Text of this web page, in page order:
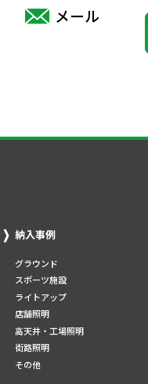
メール
納入事例
グラウンド
スポーツ施設
ライトアップ
店舗照明
高天井・工場照明
街路照明
その他